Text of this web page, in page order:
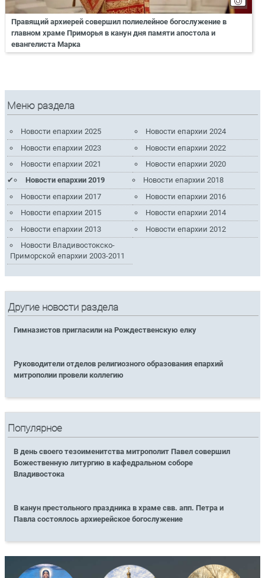
Правящий архиерей совершил полиелейное богослужение в
главном храме Приморья в канун дня памяти апостола и
евангелиста Марка
Меню раздела
Новости епархии 2025
Новости епархии 2024
Новости епархии 2023
Новости епархии 2022
Новости епархии 2021
Новости епархии 2020
Новости епархии 2019
Новости епархии 2018
Новости епархии 2017
Новости епархии 2016
Новости епархии 2015
Новости епархии 2014
Новости епархии 2013
Новости епархии 2012
Новости Владивостокско-
Приморской епархии 2003-2011
Другие новости раздела
Гимназистов пригласили на Рождественскую елку
Руководители отделов религиозного образования епархий
митрополии провели коллегию
Популярное
В день своего тезоименитства митрополит Павел совершил
Божественную литургию в кафедральном соборе
Владивостока
В канун престольного праздника в храме свв. апп. Петра и
Павла состоялось архиерейское богослужение